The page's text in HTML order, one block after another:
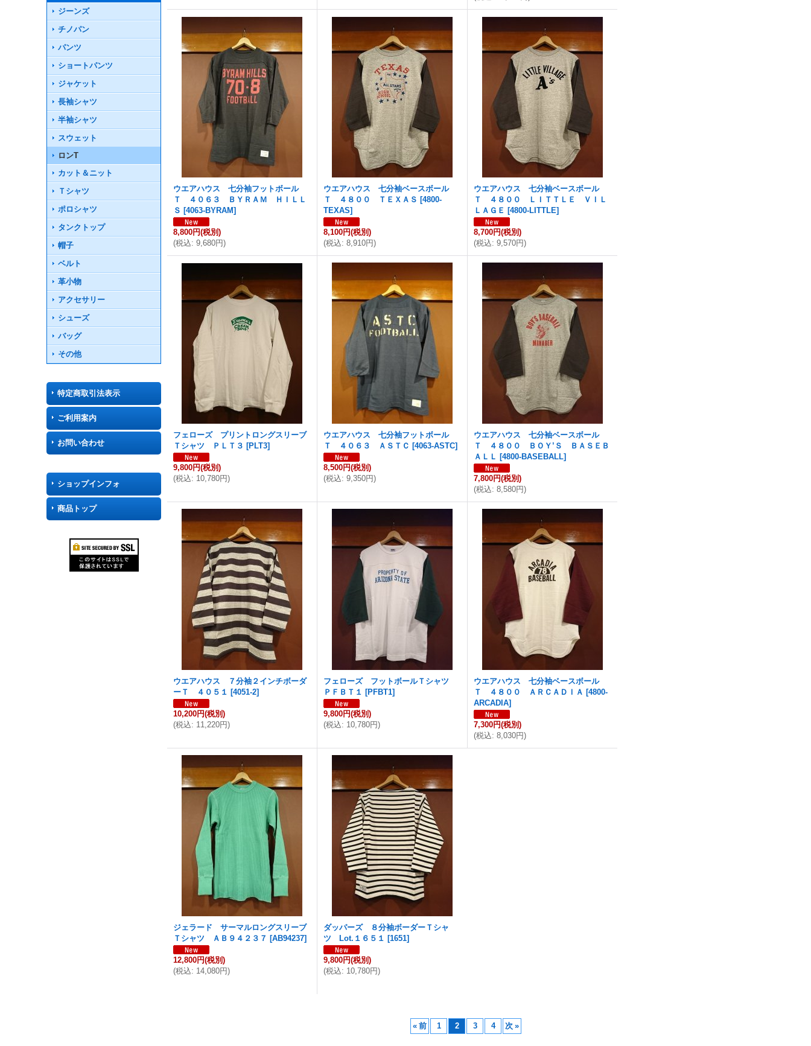
ジーンズ
チノパン
パンツ
ショートパンツ
ジャケット
長袖シャツ
半袖シャツ
スウェット
ロンT
カット＆ニット
Ｔシャツ
ポロシャツ
タンクトップ
帽子
ベルト
革小物
アクセサリー
シューズ
バッグ
その他
特定商取引法表示
ご利用案内
お問い合わせ
ショップインフォ
商品トップ
ウエアハウス 七分袖フットボール
Ｔ ４０６３ ＢＹＲＡＭ ＨＩＬＬ
Ｓ [4063-BYRAM]
8,800円(税別)
(税込: 9,680円)
ウエアハウス 七分袖ベースボール
Ｔ ４８００ ＴＥＸＡＳ [4800-
TEXAS]
8,100円(税別)
(税込: 8,910円)
ウエアハウス 七分袖ベースボール
Ｔ ４８００ ＬＩＴＴＬＥ ＶＩＬ
ＬＡＧＥ [4800-LITTLE]
8,700円(税別)
(税込: 9,570円)
フェローズ プリントロングスリーブ
Ｔシャツ ＰＬＴ３ [PLT3]
9,800円(税別)
(税込: 10,780円)
ウエアハウス 七分袖フットボール
Ｔ ４０６３ ＡＳＴＣ [4063-ASTC]
8,500円(税別)
(税込: 9,350円)
ウエアハウス 七分袖ベースボール
Ｔ ４８００ ＢＯＹ’Ｓ ＢＡＳＥＢ
ＡＬＬ [4800-BASEBALL]
7,800円(税別)
(税込: 8,580円)
ウエアハウス ７分袖２インチボーダ
ーＴ ４０５１ [4051-2]
10,200円(税別)
(税込: 11,220円)
フェローズ フットボールＴシャツ
ＰＦＢＴ１ [PFBT1]
9,800円(税別)
(税込: 10,780円)
ウエアハウス 七分袖ベースボール
Ｔ ４８００ ＡＲＣＡＤＩＡ [4800-
ARCADIA]
7,300円(税別)
(税込: 8,030円)
ジェラード サーマルロングスリーブ
Ｔシャツ ＡＢ９４２３７ [AB94237]
12,800円(税別)
(税込: 14,080円)
ダッパーズ ８分袖ボーダーＴシャ
ツ Lot.１６５１ [1651]
9,800円(税別)
(税込: 10,780円)
« 前 1 2 3 4 次 »